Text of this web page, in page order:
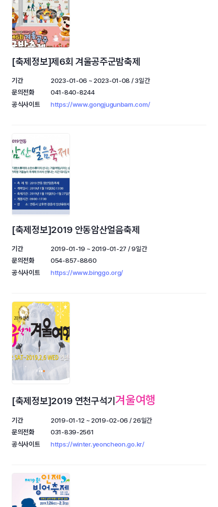
[축제정보]제6회 겨울공주군밤축제
기간
2023-01-06 ~ 2023-01-08 / 3일간
문의전화
041-840-8244
공식사이트
https://www.gongjugunbam.com/
[축제정보]2019 안동암산얼음축제
기간
2019-01-19 ~ 2019-01-27 / 9일간
문의전화
054-857-8860
공식사이트
https://www.binggo.org/
[축제정보]2019 연천구석기겨울여행
기간
2019-01-12 ~ 2019-02-06 / 26일간
문의전화
031-839-2561
공식사이트
https://winter.yeoncheon.go.kr/